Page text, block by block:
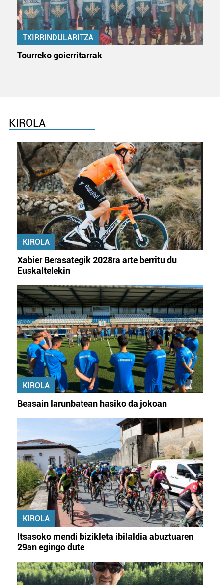
TXIRRINDULARITZA
Tourreko goierritarrak
KIROLA
KIROLA
Xabier Berasategik 2028ra arte berritu du
Euskaltelekin
KIROLA
Beasain larunbatean hasiko da jokoan
KIROLA
Itsasoko mendi bizikleta ibilaldia abuztuaren
29an egingo dute